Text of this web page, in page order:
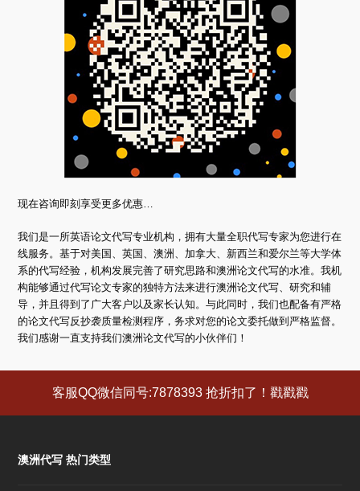
现在咨询即刻享受更多优惠…
我们是一所英语论文代写专业机构，拥有大量全职代写专家为您进行在
线服务。基于对美国、英国、澳洲、加拿大、新西兰和爱尔兰等大学体
系的代写经验，机构发展完善了研究思路和澳洲论文代写的水准。我机
构能够通过代写论文专家的独特方法来进行澳洲论文代写、研究和辅
导，并且得到了广大客户以及家长认知。与此同时，我们也配备有严格
的论文代写反抄袭质量检测程序，务求对您的论文委托做到严格监督。
我们感谢一直支持我们澳洲论文代写的小伙伴们！
客服QQ微信同号:7878393 抢折扣了！戳戳戳
澳洲代写 热门类型